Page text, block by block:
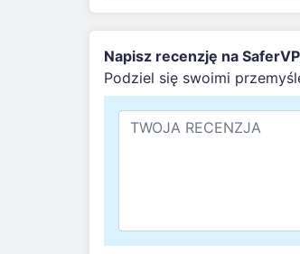
Napisz recenzję na
Podziel się swoimi